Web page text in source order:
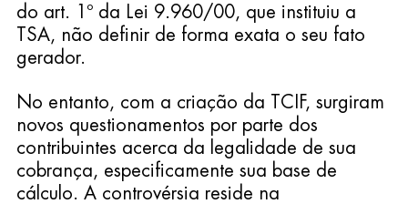
do art. 1º da Lei 9.960/00, que instituiu a
TSA, não definir de forma exata o seu fato
gerador.
No entanto, com a criação da TCIF, surgiram
novos questionamentos por parte dos
contribuintes acerca da legalidade de sua
cobrança, especificamente sua base de
cálculo. A controvérsia reside na